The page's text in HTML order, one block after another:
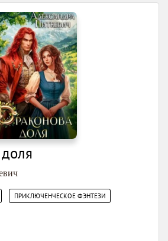
ПРИКЛЮЧЕНЧЕСКОЕ ФЭНТЕЗИ